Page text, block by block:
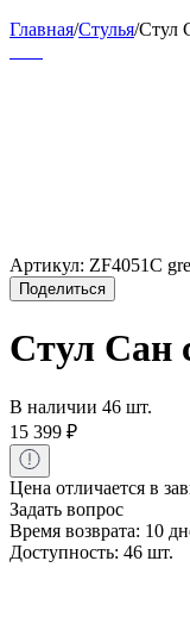
Главная/Стулья/Стул
Артикул: ZF4051C
Поделиться
Стул Сан
В наличии 46 шт.
15 399 ₽
Цена отличается в
Задать вопрос
Время возврата: 10
Доступность: 46 шт.